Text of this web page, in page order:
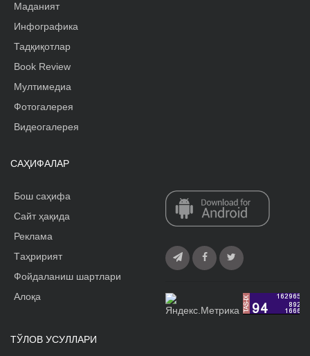
Маданият
Инфографика
Тадқиқотлар
Book Review
Мултимедиа
Фотогалерея
Видеогалерея
САҲИФАЛАР
Бош саҳифа
Сайт ҳақида
Реклама
Tаҳририят
Фойдаланиш шартлари
Алоқа
ТЎЛОВ УСУЛЛАРИ